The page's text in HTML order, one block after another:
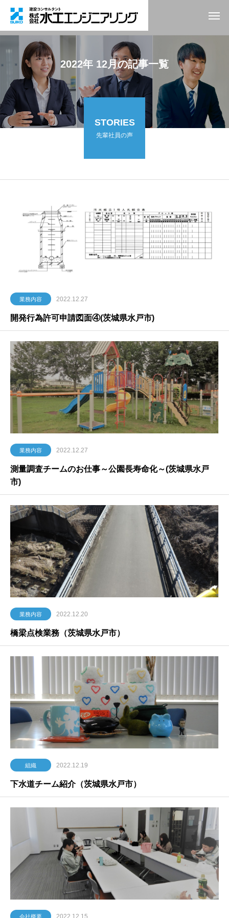
2022年 12月の記事一覧
STORIES
先輩社員の声
業務内容 2022.12.27
開発行為許可申請図面④(茨城県水戸市)
業務内容 2022.12.27
測量調査チームのお仕事～公園長寿命化～(茨城県水戸
市)
業務内容 2022.12.20
橋梁点検業務（茨城県水戸市）
組織 2022.12.19
下水道チーム紹介（茨城県水戸市）
会社概要 2022.12.15